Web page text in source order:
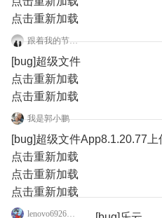
点击重新加载
跟着我的节奏嗨起来
[bug]超级文件
点击重新加载
点击重新加载
我是郭小鹏
[bug]超级文件App8.1.20.77
点击重新加载
点击重新加载
点击重新加载
lenovo69263457